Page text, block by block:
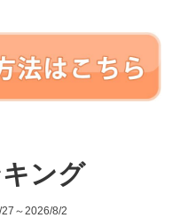
ング
～2026/8/2